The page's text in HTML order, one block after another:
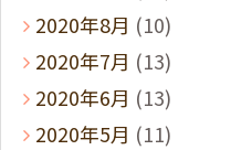
2020年8月 (10)
2020年7月 (13)
2020年6月 (13)
2020年5月 (11)